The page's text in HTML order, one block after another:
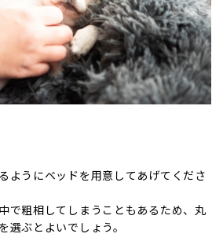
ようにベッドを用意してあげてくださ
で粗相してしまうこともあるため、丸
選ぶとよいでしょう。